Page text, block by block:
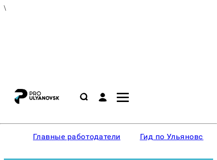
\
Главные работодатели Гид по Ульяновску